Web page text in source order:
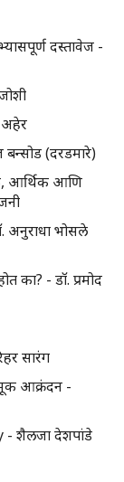
दस्तावेज -
अहेर
बन्सोड (दरडमारे)
आर्थिक आणि
अनुराधा भोसले
का? - डॉ. प्रमोद
सारंग
आक्रंदन -
- शैलजा देशपांडे